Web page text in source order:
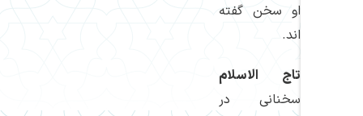
او سخن گفته
اند.
تاج الاسلام
سخنانی در